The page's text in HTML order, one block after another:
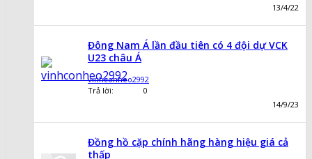
13/4/22
Đông Nam Á lần đầu tiên có 4 đội dự VCK
U23 châu Á
vinhconheo2992
Trả lời:
0
14/9/23
Đồng hồ cặp chính hãng hàng hiệu giá cả
thấp